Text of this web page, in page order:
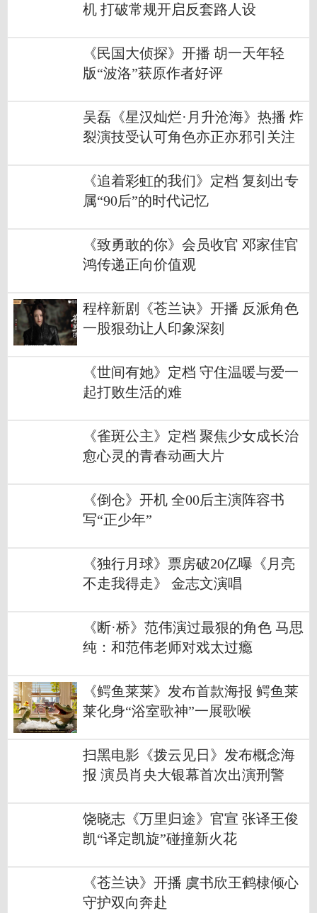
机 打破常规开启反套路人设
《民国大侦探》开播 胡一天年轻
版“波洛”获原作者好评
吴磊《星汉灿烂·月升沧海》热播 炸
裂演技受认可角色亦正亦邪引关注
《追着彩虹的我们》定档 复刻出专
属“90后”的时代记忆
《致勇敢的你》会员收官 邓家佳官
鸿传递正向价值观
程梓新剧《苍兰诀》开播 反派角色
一股狠劲让人印象深刻
《世间有她》定档 守住温暖与爱一
起打败生活的难
《雀斑公主》定档 聚焦少女成长治
愈心灵的青春动画大片
《倒仓》开机 全00后主演阵容书
写“正少年”
《独行月球》票房破20亿曝《月亮
不走我得走》 金志文演唱
《断·桥》范伟演过最狠的角色 马思
纯：和范伟老师对戏太过瘾
《鳄鱼莱莱》发布首款海报 鳄鱼莱
莱化身“浴室歌神”一展歌喉
扫黑电影《拨云见日》发布概念海
报 演员肖央大银幕首次出演刑警
饶晓志《万里归途》官宣 张译王俊
凯“译定凯旋”碰撞新火花
《苍兰诀》开播 虞书欣王鹤棣倾心
守护双向奔赴